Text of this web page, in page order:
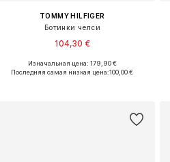
TOMMY HILFIGER
Ботинки челси
104,30 €
Доступные размеры: 36, 37, 38, 39, 40, 41
Изначальная цена: 179,90 €
Последняя самая низкая цена:100,00 €